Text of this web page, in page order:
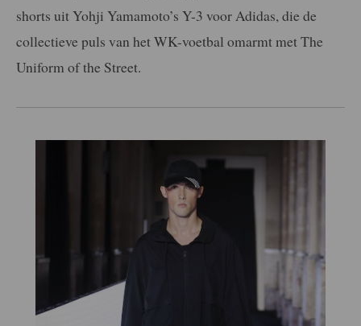
shorts uitYohji Yamamoto’s Y-3 voor Adidas, die de
collectieve puls van het WK-voetbal omarmt met The
Uniform of the Street.